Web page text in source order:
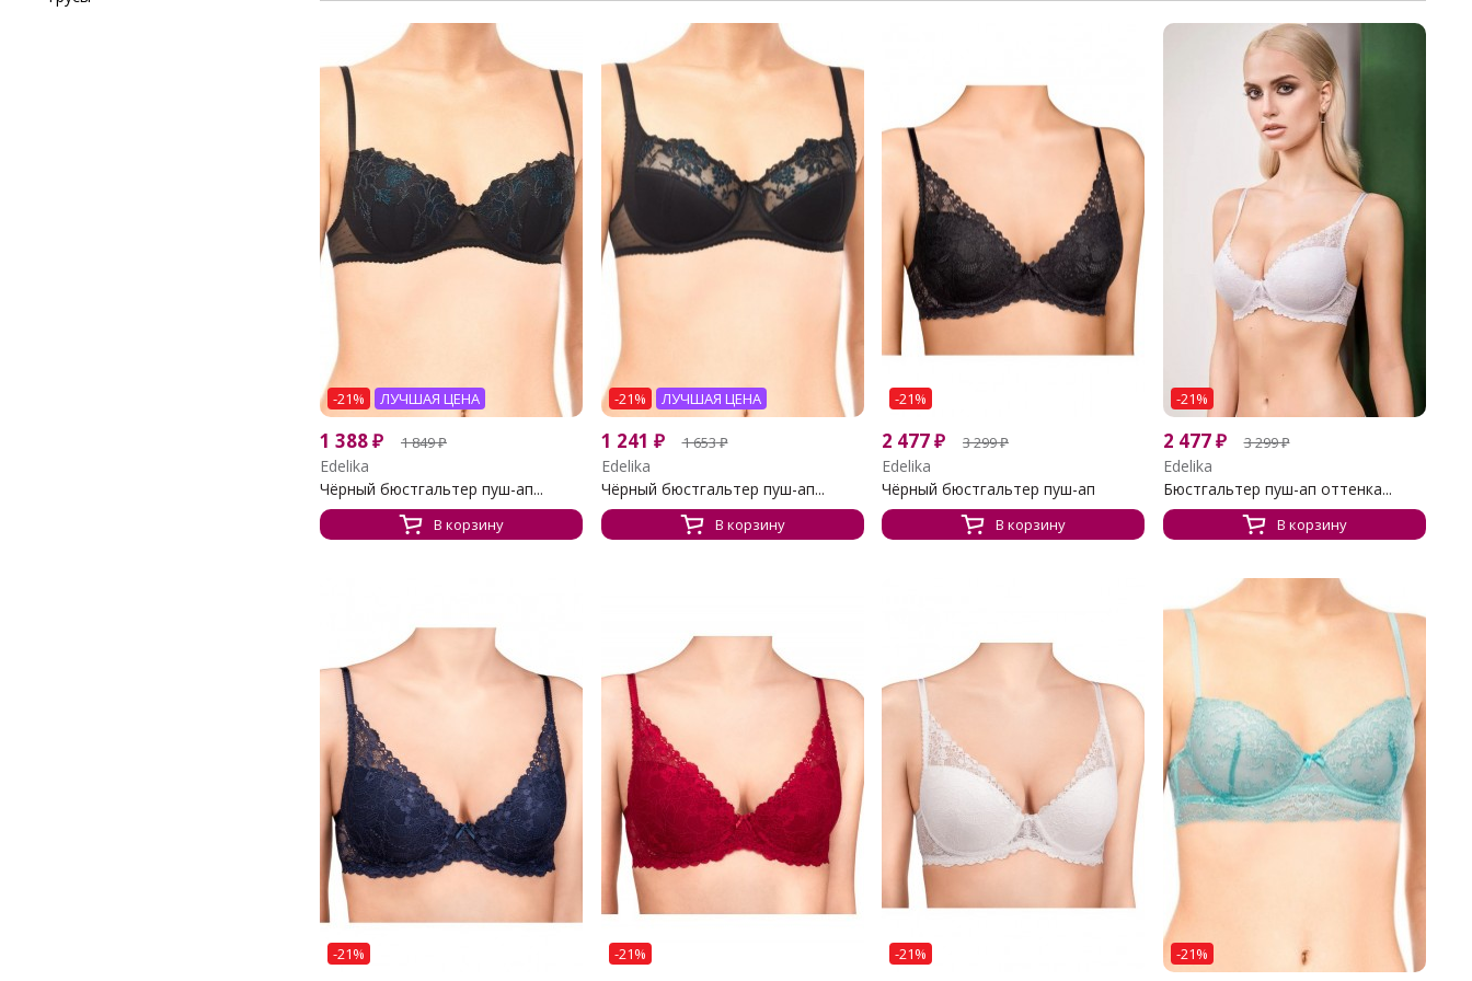
-21% ЛУЧШАЯ ЦЕНА
1 388₽ 1 849₽
Edelika
Чёрный бюстгальтер пуш-ап...
В корзину
-21% ЛУЧШАЯ ЦЕНА
1 241 ₽ 1 653₽
Edelika
Чёрный бюстгальтер пуш-ап...
В корзину
-21%
2 477₽ 3 299₽
Edelika
Чёрный бюстгальтер пуш-ап
В корзину
-21%
2 477₽ 3 299₽
Edelika
Бюстгальтер пуш-ап оттенка...
В корзину
-21% -21% -21% -21%